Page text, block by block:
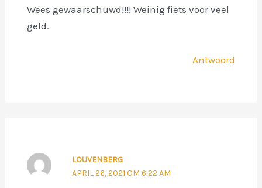
Wees gewaarschuwd!!!! Weinig fiets voor veel
geld.
Antwoord
LOUVENBERG
APRIL 26, 2021 OM 6:22 AM